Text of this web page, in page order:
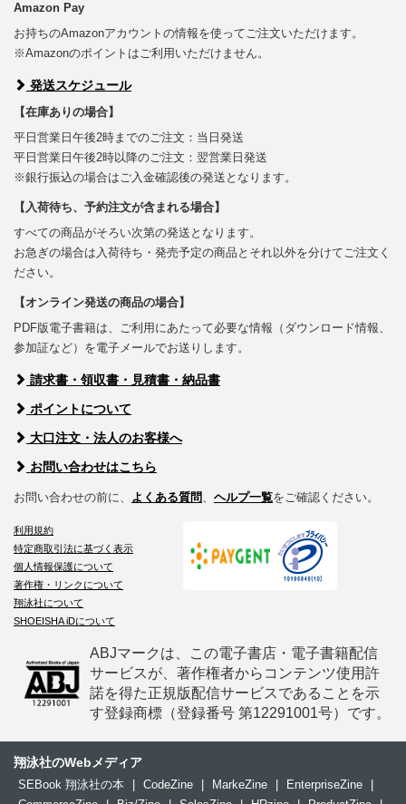
Amazon Pay
お持ちのAmazonアカウントの情報を使ってご注文いただけます。
※Amazonのポイントはご利用いただけません。
発送スケジュール
【在庫ありの場合】
平日営業日午後2時までのご注文：当日発送
平日営業日午後2時以降のご注文：翌営業日発送
※銀行振込の場合はご入金確認後の発送となります。
【入荷待ち、予約注文が含まれる場合】
すべての商品がそろい次第の発送となります。
お急ぎの場合は入荷待ち・発売予定の商品とそれ以外を分けてご注文く
ださい。
【オンライン発送の商品の場合】
PDF版電子書籍は、ご利用にあたって必要な情報（ダウンロード情報、
参加証など）を電子メールでお送りします。
請求書・領収書・見積書・納品書
ポイントについて
大口注文・法人のお客様へ
お問い合わせはこちら
お問い合わせの前に、 よくある質問、 ヘルプ一覧をご確認ください。
利用規約
特定商取引法に基づく表示
個人情報保護について
著作権・リンクについて
翔泳社について
SHOEISHA iDについて
ABJマークは、この電子書店・電子書籍配信
サービスが、著作権者からコンテンツ使用許
諾を得た正規版配信サービスであることを示
す登録商標（登録番号 第12291001号）です。
翔泳社のWebメディア
SEBook 翔泳社の本 CodeZine MarkeZine EnterpriseZine